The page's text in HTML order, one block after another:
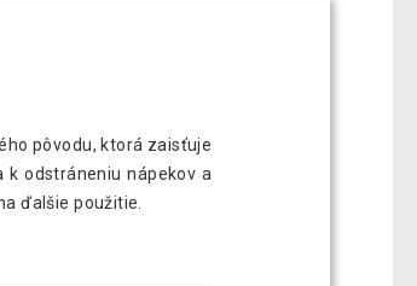
pôvodu, ktorá zaisťuje
k odstráneniu nápekov a
ďalšie použitie.